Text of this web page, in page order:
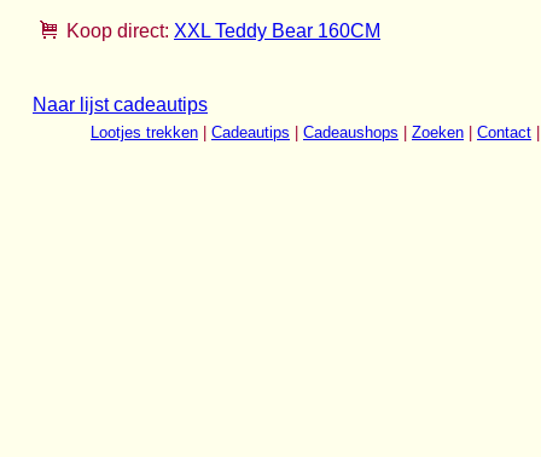
Koop direct: XXL Teddy Bear 160CM
Naar lijst cadeautips
Lootjes trekken Cadeautips Cadeaushops Zoeken Contact